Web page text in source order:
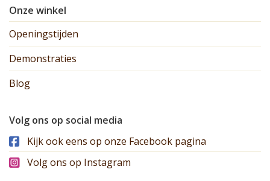
Onze winkel
Openingstijden
Demonstraties
Blog
Volg ons op social media
Kijk ook eens op onze Facebook pagina
Volg ons op Instagram